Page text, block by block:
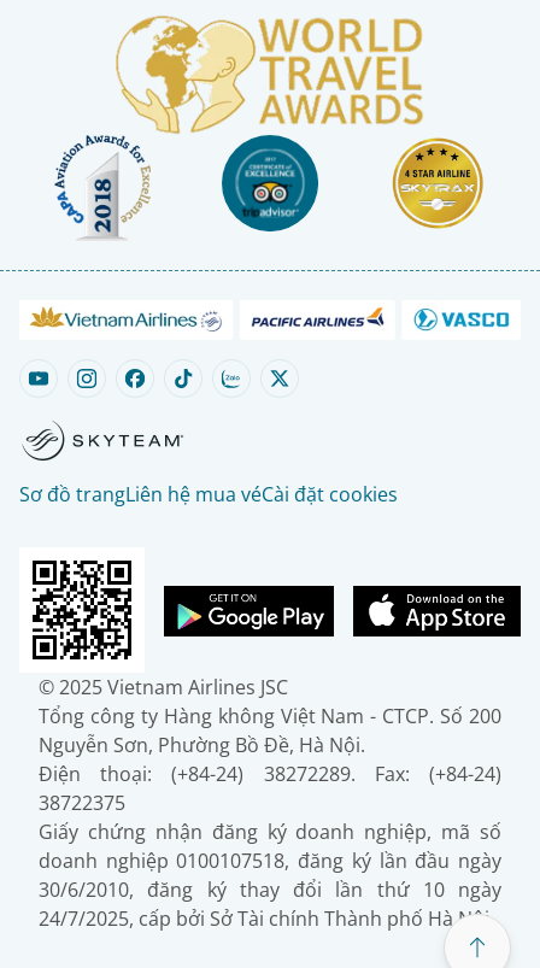
Sơ đồ trangLiên hệ mua véCài đặt cookies
© 2025 Vietnam Airlines JSC
Tổng công ty Hàng không Việt Nam - CTCP. Số 200
Nguyễn Sơn, Phường Bồ Đề, Hà Nội.
Điện thoại: (+84-24) 38272289. Fax: (+84-24)
38722375
Giấy chứng nhận đăng ký doanh nghiệp, mã số
doanh nghiệp 0100107518, đăng ký lần đầu ngày
30/6/2010, đăng ký thay đổi lần thứ 10 ngày
24/7/2025, cấp bởi Sở Tài chính Thành phố Hà Nội.